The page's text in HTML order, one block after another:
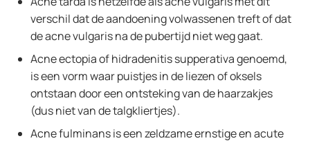
verschil dat de aandoening volwassenen treft of dat
de acne vulgaris na de pubertijd niet weg gaat.
Acne ectopia of hidradenitis supperativa genoemd,
is een vorm waar puistjes in de liezen of oksels
ontstaan door een ontsteking van de haarzakjes
(dus niet van de talgkliertjes).
Acne fulminans is een zeldzame ernstige en acute